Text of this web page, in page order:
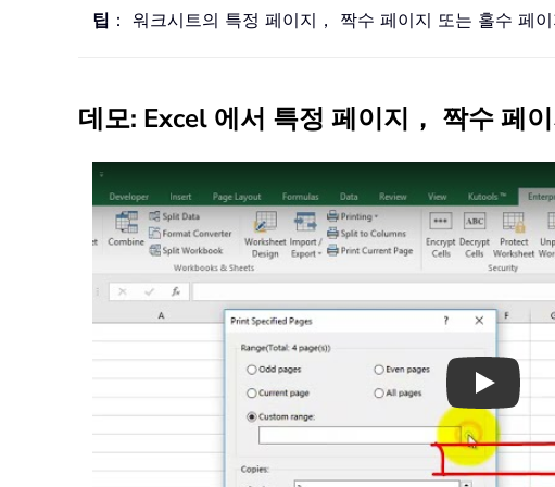
팁 ： 워크시트의 특정 페이지， 짝수 페이지 또는 홀수 페
데모: Excel 에서 특정 페이지， 짝수 페
Play